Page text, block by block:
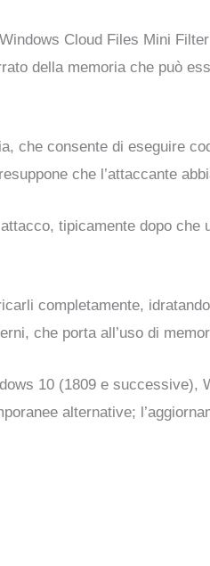
Cloud Files Mini
della memoria che può
che consente di eseguire
che l’attaccante
tipicamente dopo che
completamente,
che porta all’uso di
10 (1809 e successive),
alternative;